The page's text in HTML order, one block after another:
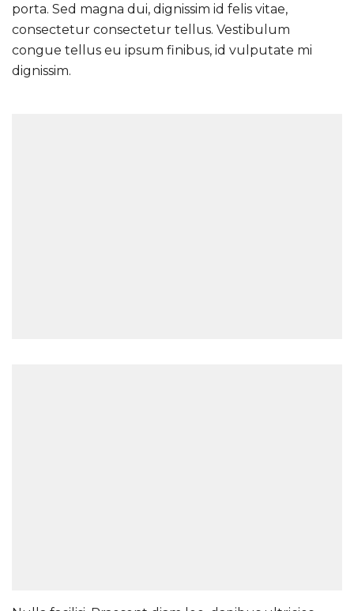
porta. Sed magna dui, dignissim id felis vitae,
consectetur consectetur tellus. Vestibulum
congue tellus eu ipsum finibus, id vulputate mi
dignissim.